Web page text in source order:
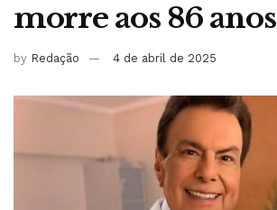
morre aos 86 anos
by Redação 4 de abril de 2025